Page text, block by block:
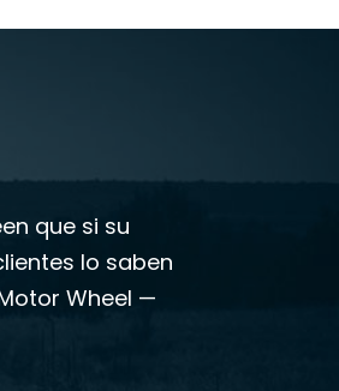
que si su
lo saben
Wheel —